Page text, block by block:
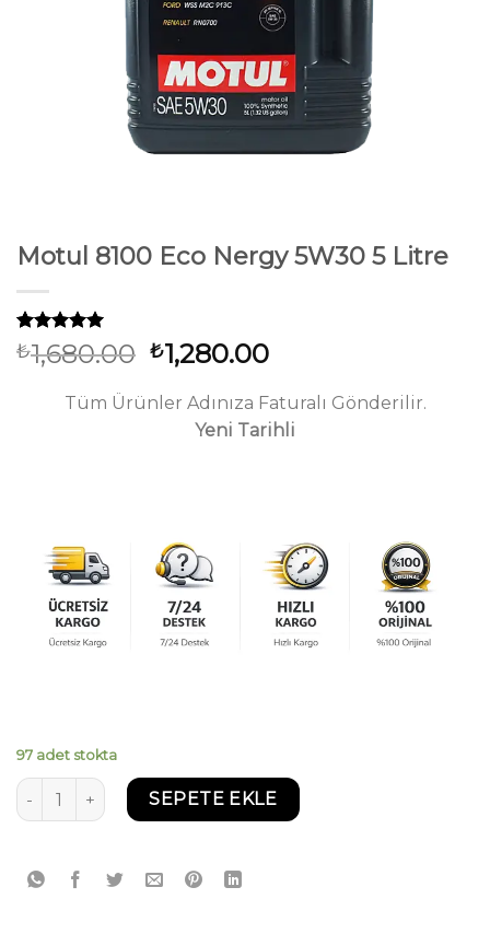
Motul 8100 Eco Nergy 5W30 5 Litre
31
müşteri
puanına
5 üzerinden
₺1,680.00 Orijinal
₺1,680.00.
₺1,280.00Şu
fiyat:
₺1,280.00.
Tüm Ürünler Adınıza Faturalı Gönderilir.
Yeni Tarihli
97 adet stokta
Motul 8100 Eco Nergy 5W30 5 Litre adet
SEPETE EKLE